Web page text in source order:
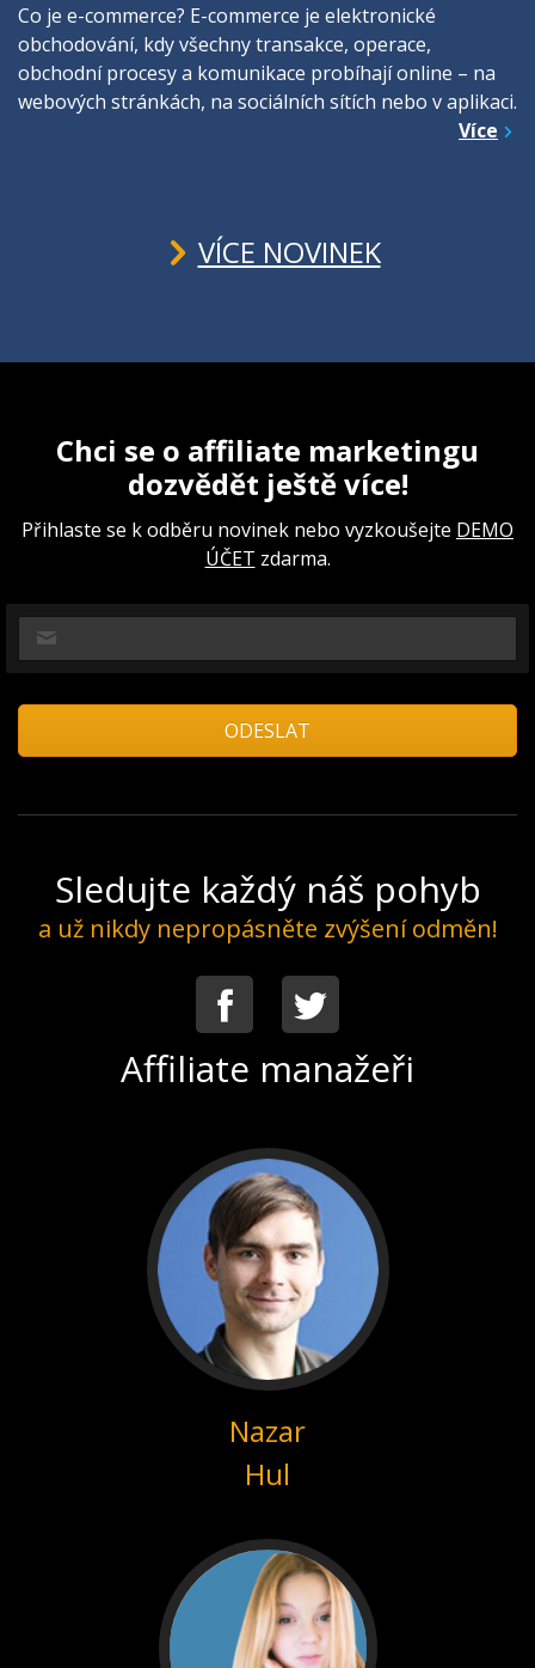
Co je e-commerce? E-commerce je elektronické
obchodování, kdy všechny transakce, operace,
obchodní procesy a komunikace probíhají online – na
webových stránkách, na sociálních sítích nebo v aplikaci.
Více
VÍCE NOVINEK
Chci se o affiliate marketingu
dozvědět ještě více!
Přihlaste se k odběru novinek nebo vyzkoušejte DEMO
ÚČET zdarma.
Sledujte každý náš pohyb
a už nikdy nepropásněte zvýšení odměn!
Facebook
Affiliate manažeři
Nazar
Hul